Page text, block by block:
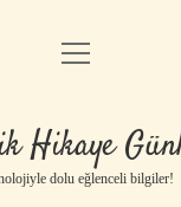
Anasayfa
Yasal Uyarı
menüyü
Hikaye
dolu eğlenceli bilgiler!